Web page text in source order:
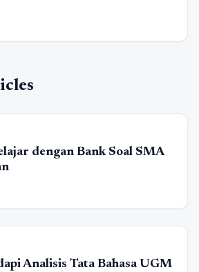
dengan Bank Soal SMA
Analisis Tata Bahasa UGM